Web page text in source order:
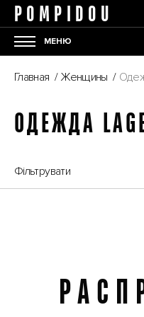
POMPIDOU
МЕНЮ
Главная / Женщины /
ОДЕЖДА
Фільтрувати
Распродажа